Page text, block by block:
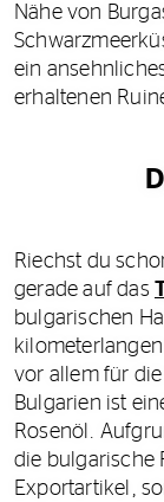
Nähe von
ein
erhaltenen
Riechst du
gerade auf das
bulgarischen
vor allem für
Bulgarien ist
Rosenöl.
die bulgarische
Exportartikel,